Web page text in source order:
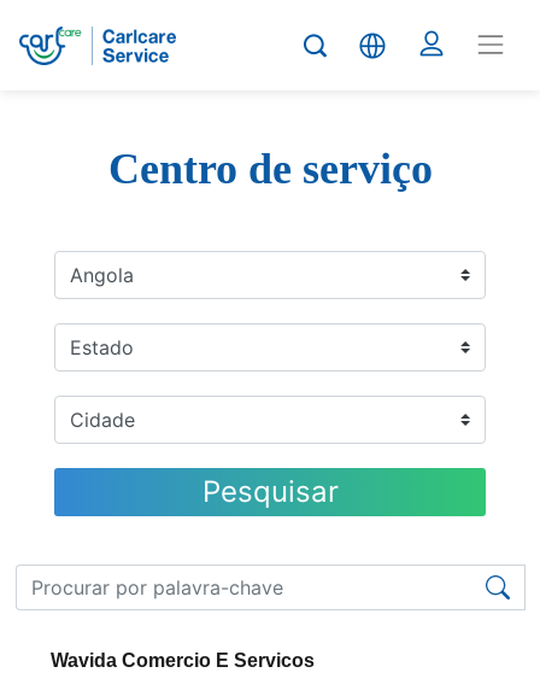
Centro de serviço
Pesquisar
Wavida Comercio E Servicos